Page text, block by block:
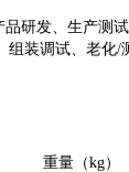
研发、生产测
装调试、老化
重量（kg）